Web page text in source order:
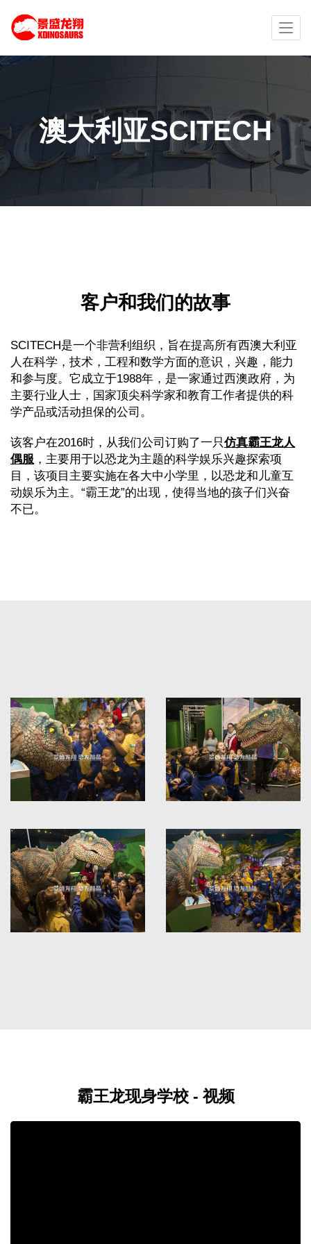
澳大利亚SCITECH
客户和我们的故事
SCITECH是一个非营利组织，旨在提高所有西澳大利亚
人在科学，技术，工程和数学方面的意识，兴趣，能力
和参与度。它成立于1988年，是一家通过西澳政府，为
主要行业人士，国家顶尖科学家和教育工作者提供的科
学产品或活动担保的公司。
该客户在2016时，从我们公司订购了一只仿真霸王龙人
偶服 ，主要用于以恐龙为主题的科学娱乐兴趣探索项
目，该项目主要实施在各大中小学里，以恐龙和儿童互
动娱乐为主。“霸王龙”的出现，使得当地的孩子们兴奋
不已。
霸王龙现身学校 - 视频